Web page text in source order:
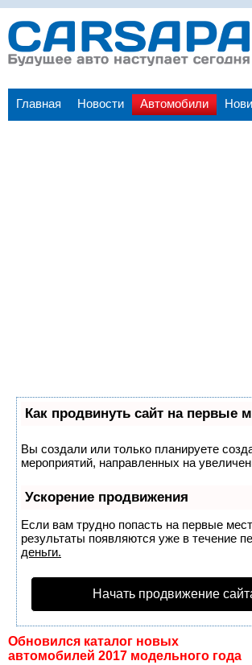
Главная Новости Автомобили
Как продвинуть сайт на первые
Вы создали или только планируете
мероприятий, направленных на
Ускорение продвижения
Если вам трудно попасть на первые
результаты появляются уже в течение
деньги.
Начать продвижение
Обновился каталог новых
автомобилей 2017 модельного года